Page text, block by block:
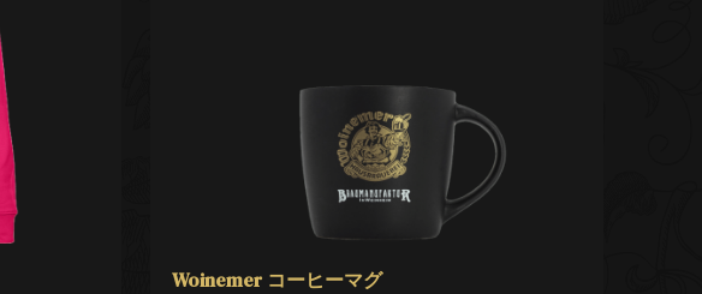
Woinemer コーヒーマグ